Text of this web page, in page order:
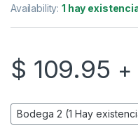
Availability:1 hay
$ 109.95 +